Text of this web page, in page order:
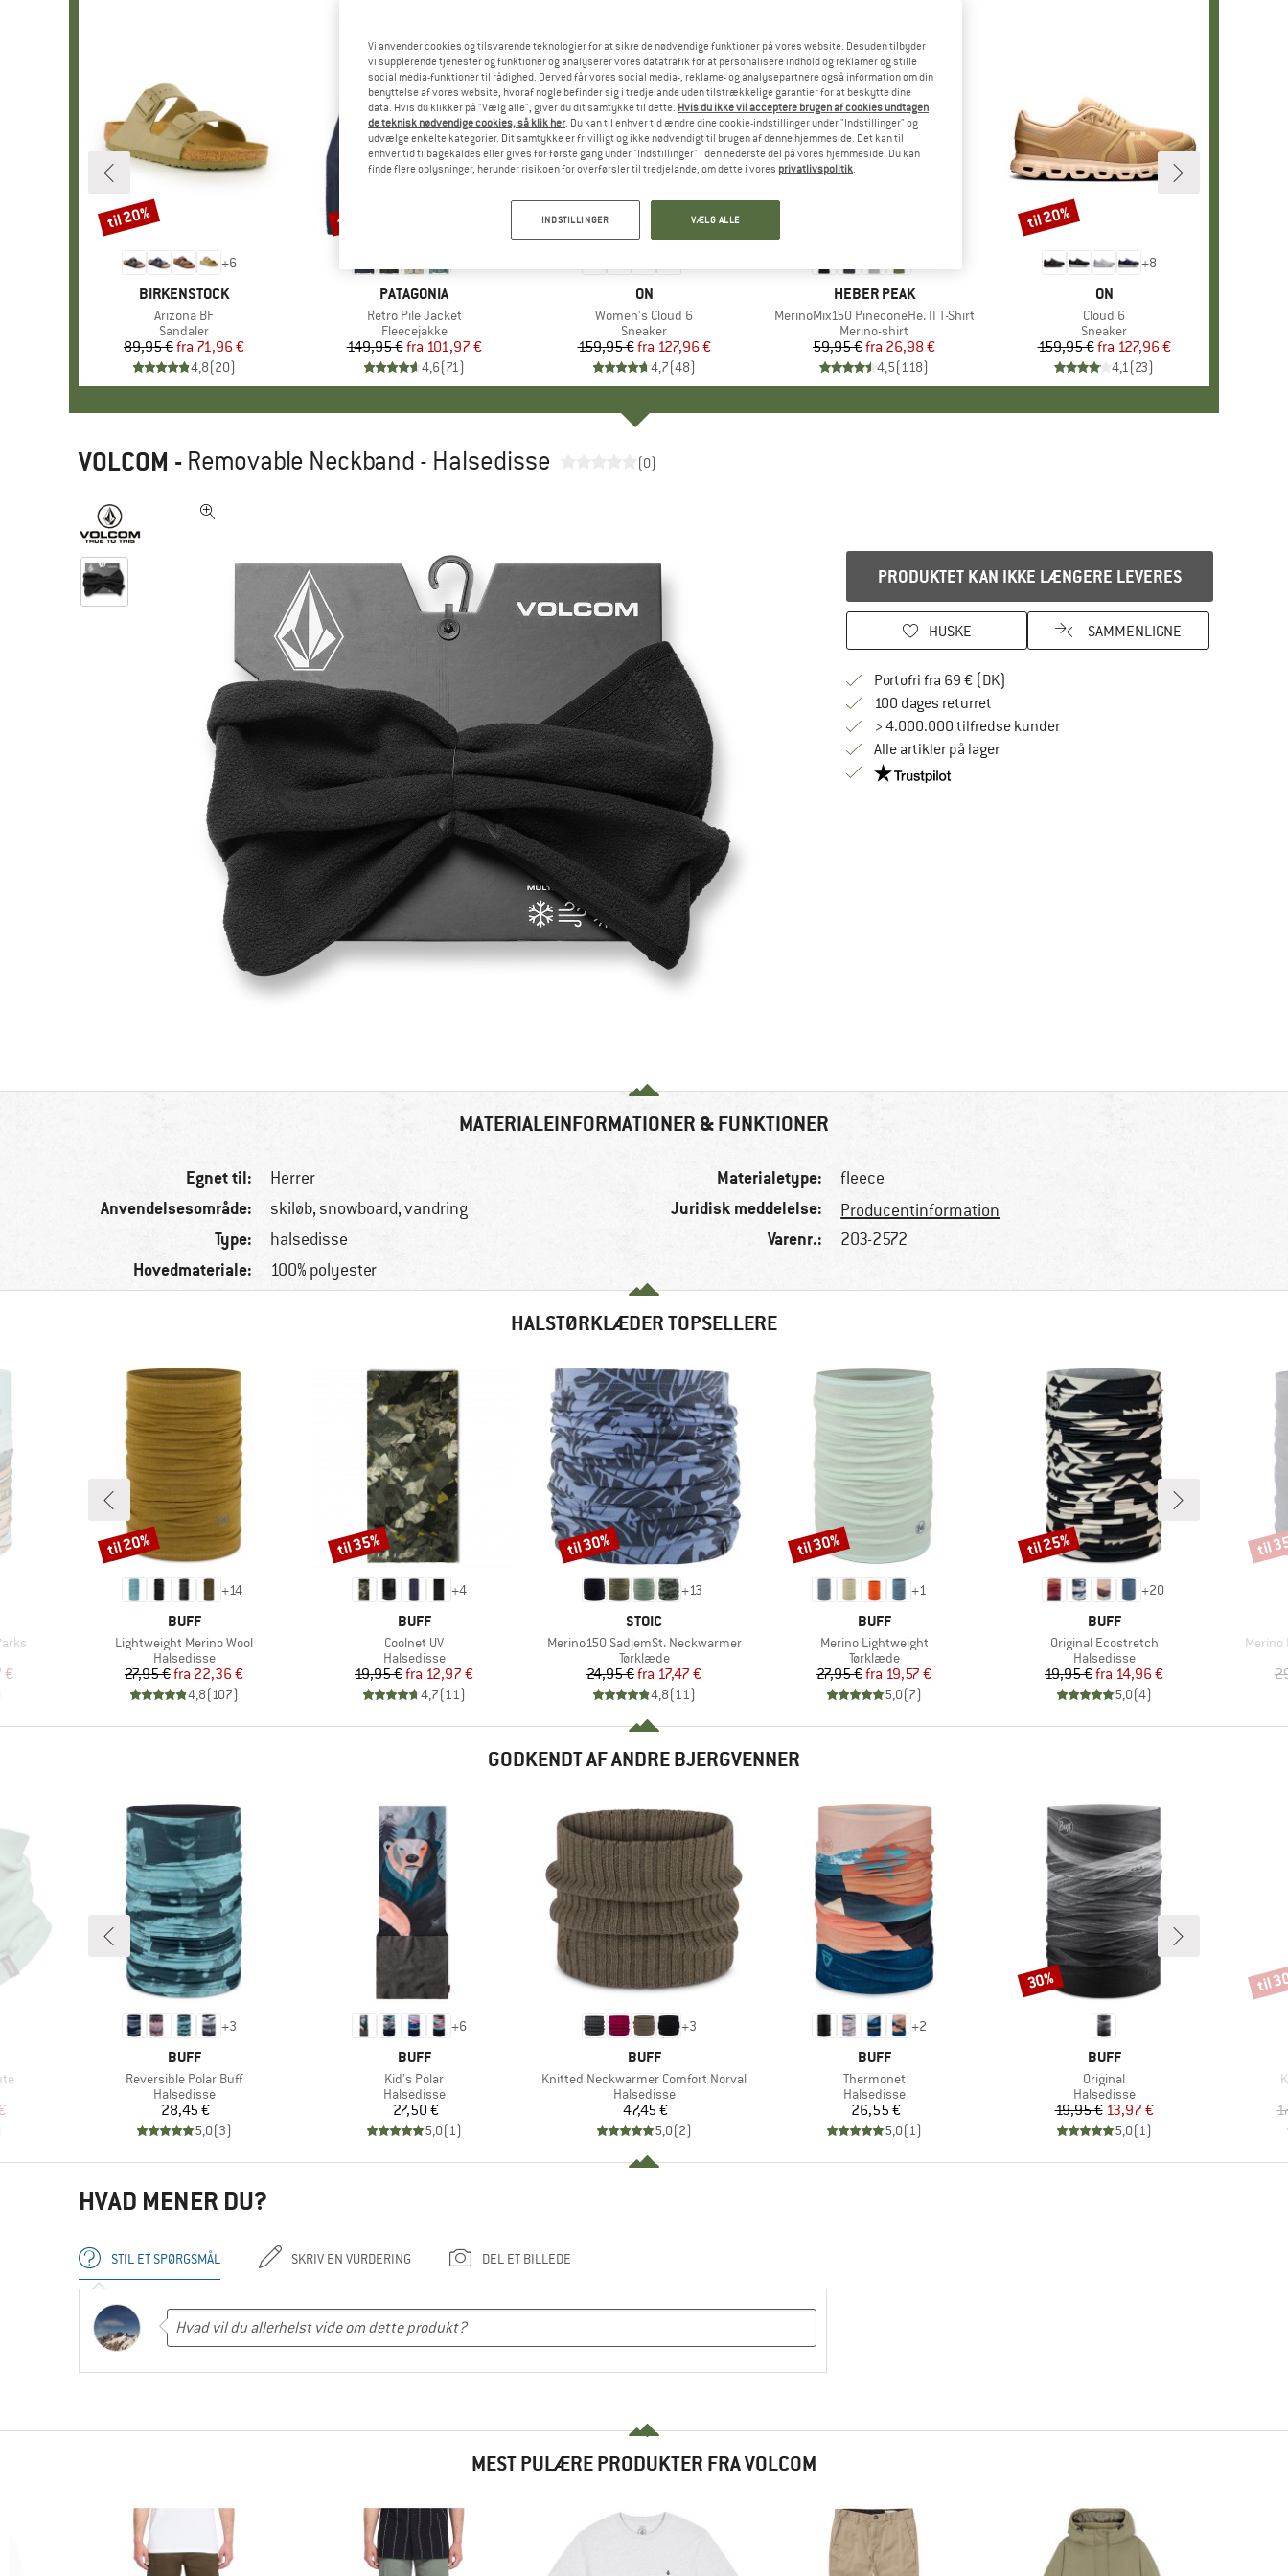
+6
MÆRKE
BIRKENSTOCK
Artikel
Arizona BF
Produktgruppe
Sandaler
Pris
89,95 € Nedsat pris
fra 71,96 €
4,8(20)
Rabat
til 20%
MÆRKE
PATAGONIA
Artikel
Retro Pile Jacket
Produktgruppe
Fleecejakke
Pris
149,95 € Nedsat pris
fra 101,97 €
4,6(71)
Rabat
til 32%
MÆRKE
ON
Artikel
Women's Cloud 6
Produktgruppe
Sneaker
Pris
159,95 € Nedsat pris
fra 127,96 €
4,7(48)
Rabat
til 20%
MÆRKE
HEBER PEAK
Artikel
MerinoMix150 PineconeHe. II T-Shirt
Produktgruppe
Merino-shirt
Pris
59,95 € Nedsat pris
fra 26,98 €
4,5(118)
+8
MÆRKE
ON
Artikel
Cloud 6
Produktgruppe
Sneaker
Pris
159,95 € Nedsat pris
fra 127,96 €
4,1(23)
Rabat
til 20%
VOLCOM - Removable Neckband - Halsedisse (0)
PRODUKTET KAN IKKE LÆNGERE LEVERES
HUSKE SAMMENLIGNE
Portofri fra 69 € (DK)
100 dages returretGå til returretten her Åbnes i en infoboks
> 4.000.000 tilfredse kunder
Alle artikler på lager
Vi er Trustpilot-certificeret - oplysningerne får du
MATERIALEINFORMATIONER & FUNKTIONER
Egnet til: Herrer
Anvendelsesområde: skiløb, snowboard, vandring
Type: halsedisse
Hovedmateriale: 100% polyester
Materialetype: fleece
Juridisk meddelelse: Producentinformation
Varenr.: 203-2572
HALSTØRKLÆDER TOPSELLERE
€
+14
MÆRKE
BUFF
Artikel
Lightweight Merino Wool
Produktgruppe
Halsedisse
Pris
27,95 € Nedsat pris
fra 22,36 €
4,8(107)
Rabat
til 20%
+4
MÆRKE
BUFF
Artikel
Coolnet UV
Produktgruppe
Halsedisse
Pris
19,95 € Nedsat pris
fra 12,97 €
4,7(11)
Rabat
til 35%
+13
MÆRKE
STOIC
Artikel
Merino150 SadjemSt. Neckwarmer
Produktgruppe
Tørklæde
Pris
24,95 € Nedsat pris
fra 17,47 €
4,8(11)
Rabat
til 30%
+1
MÆRKE
BUFF
Artikel
Merino Lightweight
Produktgruppe
Tørklæde
Pris
27,95 € Nedsat pris
fra 19,57 €
5,0(7)
Rabat
til 30%
+20
MÆRKE
BUFF
Artikel
Original Ecostretch
Produktgruppe
Halsedisse
Pris
19,95 € Nedsat pris
fra 14,96 €
5,0(4)
Rabat
til 25%
Artikel
Rabat
til
GODKENDT AF ANDRE BJERGVENNER
+3
MÆRKE
BUFF
Artikel
Reversible Polar Buff
Produktgruppe
Halsedisse
Pris
28,45 €
5,0(3)
+6
MÆRKE
BUFF
Artikel
Kid's Polar
Produktgruppe
Halsedisse
Pris
27,50 €
5,0(1)
+3
MÆRKE
BUFF
Artikel
Knitted Neckwarmer Comfort Norval
Produktgruppe
Halsedisse
Pris
47,45 €
5,0(2)
+2
MÆRKE
BUFF
Artikel
Thermonet
Produktgruppe
Halsedisse
Pris
26,55 €
5,0(1)
MÆRKE
BUFF
Artikel
Original
Produktgruppe
Halsedisse
Pris
19,95 €Nedsat pris
13,97 €
5,0(1)
Rabat
30% Rabat
til
HVAD MENER DU?
STIL ET SPØRGSMÅL SKRIV EN VURDERING DEL ET BILLEDE
MEST PULÆRE PRODUKTER FRA VOLCOM
Vi anvender cookies og tilsvarende teknologier for at sikre de nødvendige funktioner på vores website. Desuden tilbyder
vi supplerende tjenester og funktioner og analyserer vores datatrafik for at personalisere indhold og reklamer og stille
social media-funktioner til rådighed. Derved får vores social media-, reklame- og analysepartnere også information om din
benyttelse af vores website, hvoraf nogle befinder sig i tredjelande uden tilstrækkelige garantier for at beskytte dine
data. Hvis du klikker på "Vælg alle", giver du dit samtykke til dette. Hvis du ikke vil acceptere brugen af cookies undtagen
de teknisk nødvendige cookies, så klik her. Du kan til enhver tid ændre dine cookie-indstillinger under "Indstillinger" og
udvælge enkelte kategorier. Dit samtykke er frivilligt og ikke nødvendigt til brugen af denne hjemmeside. Det kan til
enhver tid tilbagekaldes eller gives for første gang under "Indstillinger" i den nederste del på vores hjemmeside. Du kan
finde flere oplysninger, herunder risikoen for overførsler til tredjelande, om dette i vores privatlivspolitik.
INDSTILLINGER VÆLG ALLE